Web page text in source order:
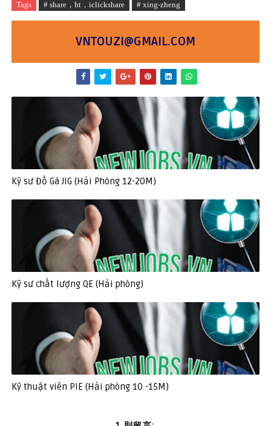
Tags # share，ht，iclickshare # xing-zheng
VNTOUZI@GMAIL.COM
Kỹ sư Đồ Gá JIG (Hải Phòng 12-20M)
Kỹ sư chất lượng QE (Hải phòng)
Kỹ thuật viên PIE (Hải phòng 10 -15M)